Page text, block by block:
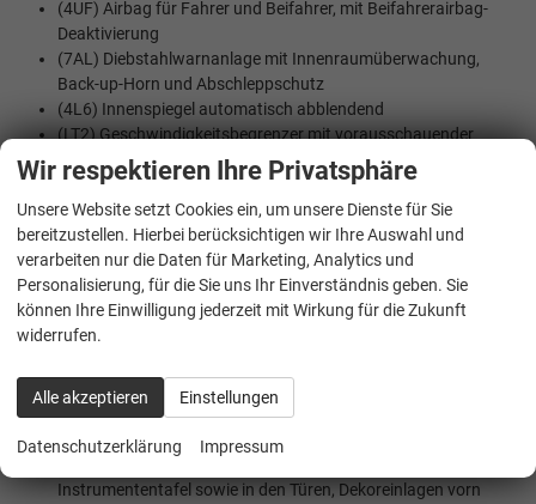
(4UF) Airbag für Fahrer und Beifahrer, mit Beifahrerairbag-
Deaktivierung
(7AL) Diebstahlwarnanlage mit Innenraumüberwachung,
Back-up-Horn und Abschleppschutz
(4L6) Innenspiegel automatisch abblendend
(LT2) Geschwindigkeitsbegrenzer mit vorausschauender
(UH2) Elektronische Parkbremse inkl. Auto-Hold-Funktion
(6C4) Kopf- und Seitenairbags vorn und hinten, Center-
Airbag
(8J5) Notbremsassistent ""Front Assist"" mit Fußgänger- und
Radfahrererkennung
(NZ4) Notruf Service
(7L6) Start-Stopp Automatik
(8A5) Parkassistent ""Park Assist Pro"", inkl. Einparkhilfe
INNENAUSSTATTUNG UND KOMFORT:
Instrumententafel sowie in den Türen, Dekoreinlagen vorn
Wir respektieren Ihre Privatsphäre
Unsere Website setzt Cookies ein, um unsere Dienste für Sie
bereitzustellen. Hierbei berücksichtigen wir Ihre Auswahl und
verarbeiten nur die Daten für Marketing, Analytics und
Personalisierung, für die Sie uns Ihr Einverständnis geben. Sie
können Ihre Einwilligung jederzeit mit Wirkung für die Zukunft
widerrufen.
Alle akzeptieren Einstellungen
Datenschutzerklärung Impressum